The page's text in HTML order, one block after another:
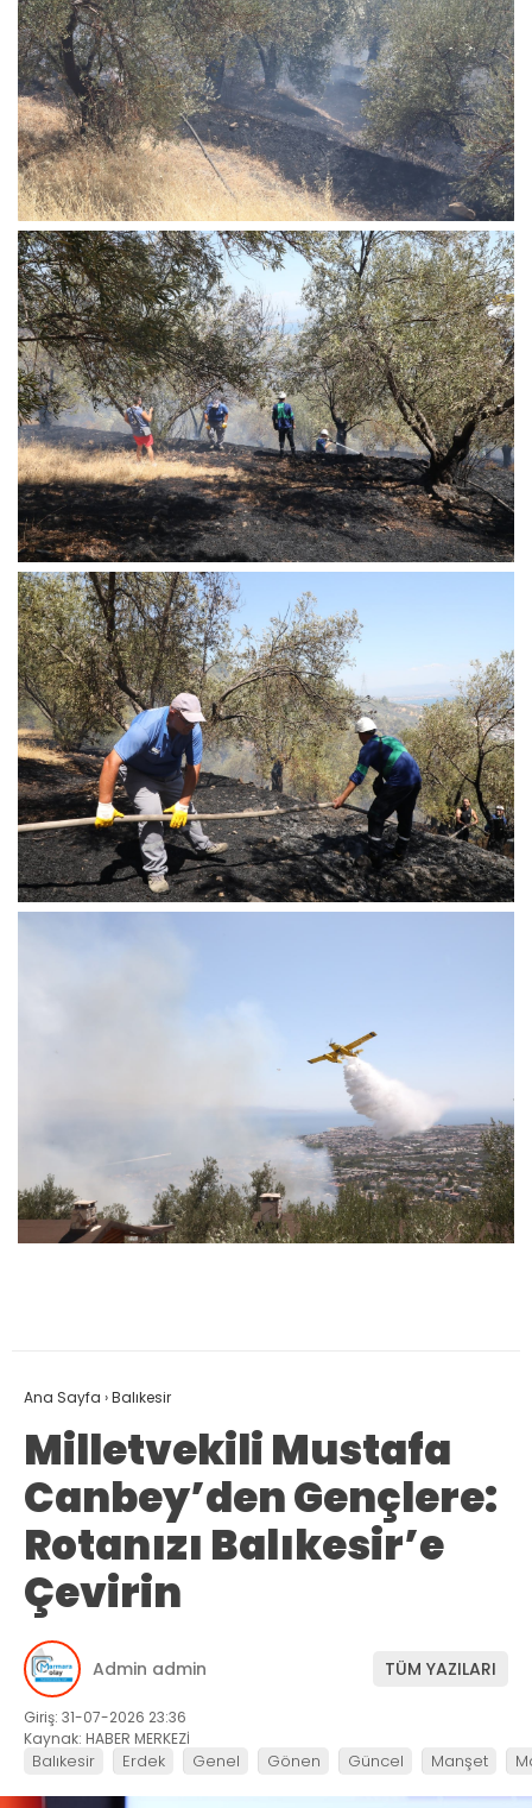
Ana Sayfa ›Balıkesir
Milletvekili Mustafa
Canbey’den Gençlere:
Rotanızı Balıkesir’e
Çevirin
Admin admin TÜM YAZILARI
Giriş: 31-07-2026 23:36
Kaynak: HABER MERKEZİ
Balıkesir Erdek Genel Gönen Güncel Manşet